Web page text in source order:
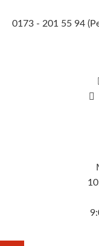
0173 - 201 55 94